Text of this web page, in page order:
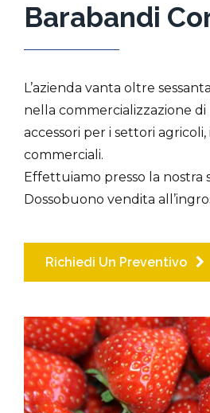
Barabandi
L’azienda vanta oltre
nella commercializzazione di
accessori per i settori
commerciali.
Effettuiamo presso la nostra
Dossobuono vendita
Richiedi Un Preventivo